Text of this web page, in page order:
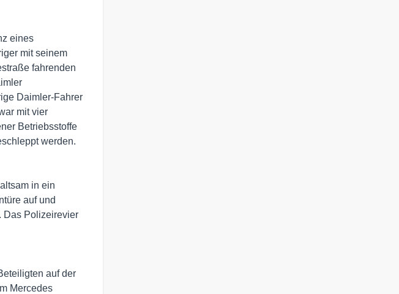
eines
mit seinem
fahrenden
Daimler-Fahrer
mit vier
Betriebsstoffe
werden.
in ein
auf und
Das Polizeirevier
auf der
Mercedes